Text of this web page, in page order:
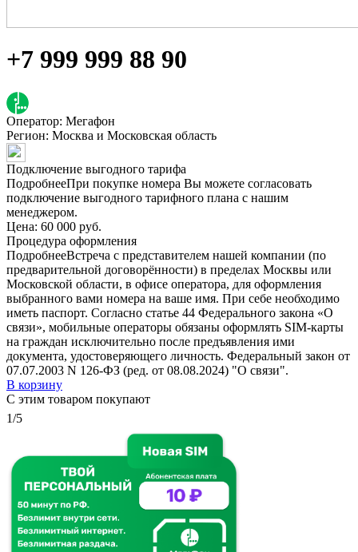
+7 999 999 88 90
Оператор: Мегафон
Регион: Москва и Московская область
Подключение выгодного тарифа
ПодробнееПри покупке номера Вы можете согласовать
подключение выгодного тарифного плана с нашим
менеджером.
Цена: 60 000 руб.
Процедура оформления
ПодробнееВстреча с представителем нашей компании (по
предварительной договорённости) в пределах Москвы или
Московской области, в офисе оператора, для оформления
выбранного вами номера на ваше имя. При себе необходимо
иметь паспорт. Согласно статье 44 Федерального закона «О
связи», мобильные операторы обязаны оформлять SIM-карты
на граждан исключительно после предъявления ими
документа, удостоверяющего личность. Федеральный закон от
07.07.2003 N 126-ФЗ (ред. от 08.08.2024) "О связи".
В корзину
С этим товаром покупают
1/5